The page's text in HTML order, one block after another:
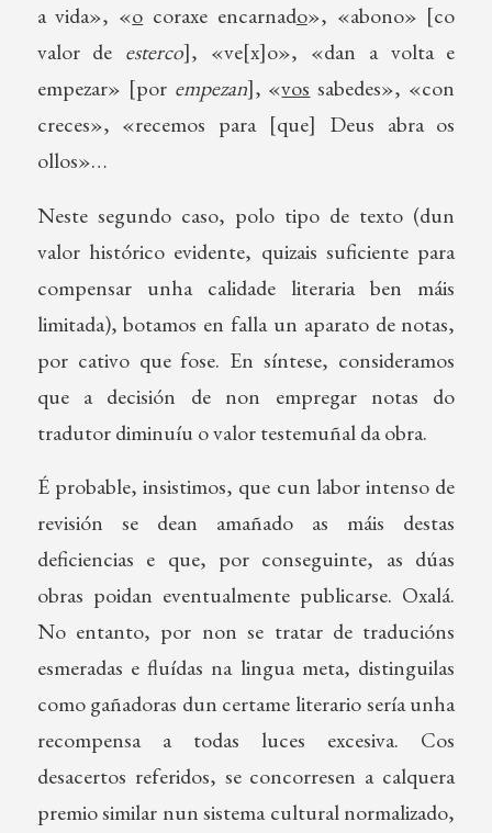
a vida», «o coraxe encarnado», «abono» [co
valor de esterco], «ve[x]o», «dan a volta e
empezar» [por empezan], «vos sabedes», «con
creces», «recemos para [que] Deus abra os
ollos»…
Neste segundo caso, polo tipo de texto (dun
valor histórico evidente, quizais suficiente para
compensar unha calidade literaria ben máis
limitada), botamos en falla un aparato de notas,
por cativo que fose. En síntese, consideramos
que a decisión de non empregar notas do
tradutor diminuíu o valor testemuñal da obra.
É probable, insistimos, que cun labor intenso de
revisión se dean amañado as máis destas
deficiencias e que, por conseguinte, as dúas
obras poidan eventualmente publicarse. Oxalá.
No entanto, por non se tratar de traducións
esmeradas e fluídas na lingua meta, distinguilas
como gañadoras dun certame literario sería unha
recompensa a todas luces excesiva. Cos
desacertos referidos, se concorresen a calquera
premio similar nun sistema cultural normalizado,